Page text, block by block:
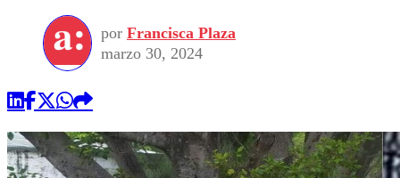
Seleccion Chilena
Torneo Internacional
Universidad de Chile
Economía
Internacional
Sustentabilidad
Publicaciones en medios
Opinión
por Francisca Plaza
marzo 30, 2024